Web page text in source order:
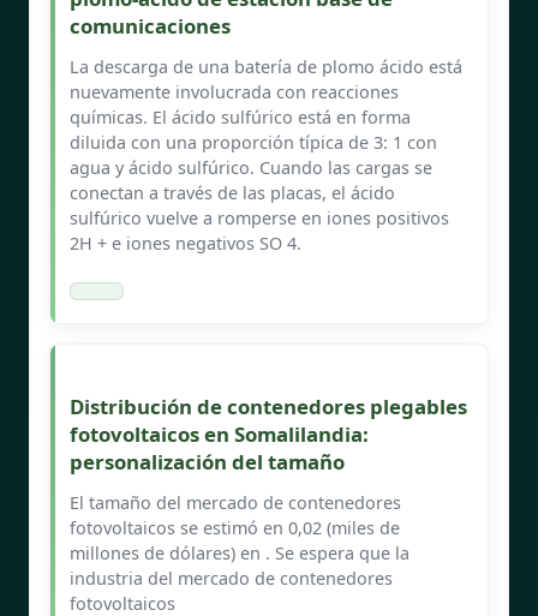
comunicaciones
La descarga de una batería de plomo ácido está
nuevamente involucrada con reacciones
químicas. El ácido sulfúrico está en forma
diluida con una proporción típica de 3: 1 con
agua y ácido sulfúrico. Cuando las cargas se
conectan a través de las placas, el ácido
sulfúrico vuelve a romperse en iones positivos
2H + e iones negativos SO 4.
Distribución de contenedores plegables
fotovoltaicos en Somalilandia:
personalización del tamaño
El tamaño del mercado de contenedores
fotovoltaicos se estimó en 0,02 (miles de
millones de dólares) en . Se espera que la
industria del mercado de contenedores
fotovoltaicos